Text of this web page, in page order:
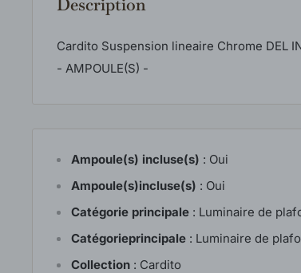
Cardito Suspension lineaire Chrome DEL
- AMPOULE(S) -
Ampoule(s) incluse(s) : Oui
Ampoule(s)incluse(s) : Oui
Catégorie principale : Luminaire de
Catégorieprincipale : Luminaire de
Collection : Cardito